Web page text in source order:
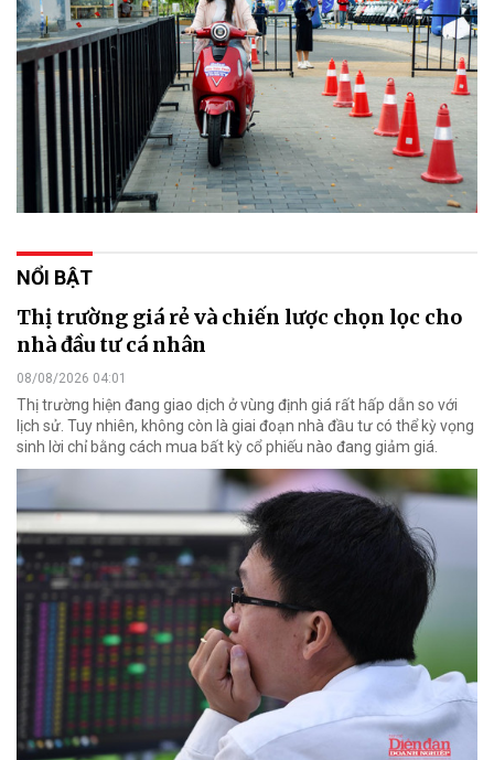
NỔI BẬT
Thị trường giá rẻ và chiến lược chọn lọc cho
nhà đầu tư cá nhân
08/08/2026 04:01
Thị trường hiện đang giao dịch ở vùng định giá rất hấp dẫn so với
lịch sử. Tuy nhiên, không còn là giai đoạn nhà đầu tư có thể kỳ vọng
sinh lời chỉ bằng cách mua bất kỳ cổ phiếu nào đang giảm giá.